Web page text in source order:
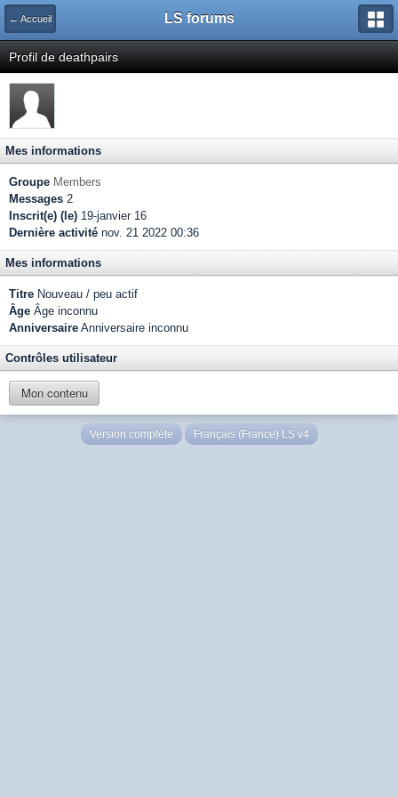
← Accueil LS forums
Profil de deathpairs
Mes informations
Groupe Members
Messages 2
Inscrit(e) (le) 19-janvier 16
Dernière activité nov. 21 2022 00:36
Mes informations
Titre Nouveau / peu actif
Âge Âge inconnu
Anniversaire Anniversaire inconnu
Contrôles utilisateur
Mon contenu
Version complète Français (France) LS v4